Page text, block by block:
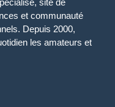
site de
et communauté
Depuis 2000,
les amateurs et